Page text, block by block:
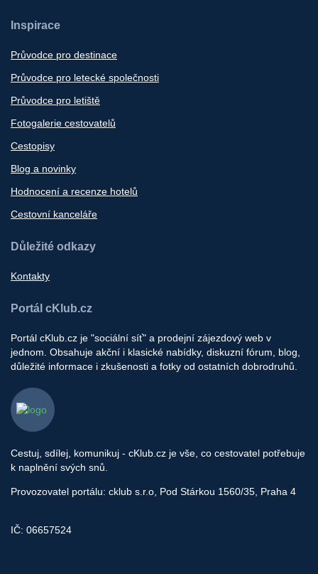
Inspirace
Průvodce pro destinace
Průvodce pro letecké společnosti
Průvodce pro letiště
Fotogalerie cestovatelů
Cestopisy
Blog a novinky
Hodnocení a recenze hotelů
Cestovní kanceláře
Důležité odkazy
Kontakty
Portál cKlub.cz
Portál cKlub.cz je "sociální síť" a prodejní zájezdový web v
jednom. Obsahuje akční i klasické nabídky, diskuzní fórum, blog,
důležité informace i zkušenosti a fotky od ostatních dobrodruhů.
Cestuj, sdílej, komunikuj - cKlub.cz je vše, co cestovatel potřebuje
k naplnění svých snů.
Provozovatel portálu: cklub s.r.o, Pod Stárkou 1560/35, Praha 4
IČ: 06657524